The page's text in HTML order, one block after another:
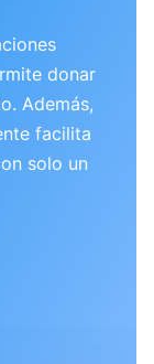
donar
Además,
facilita
solo un